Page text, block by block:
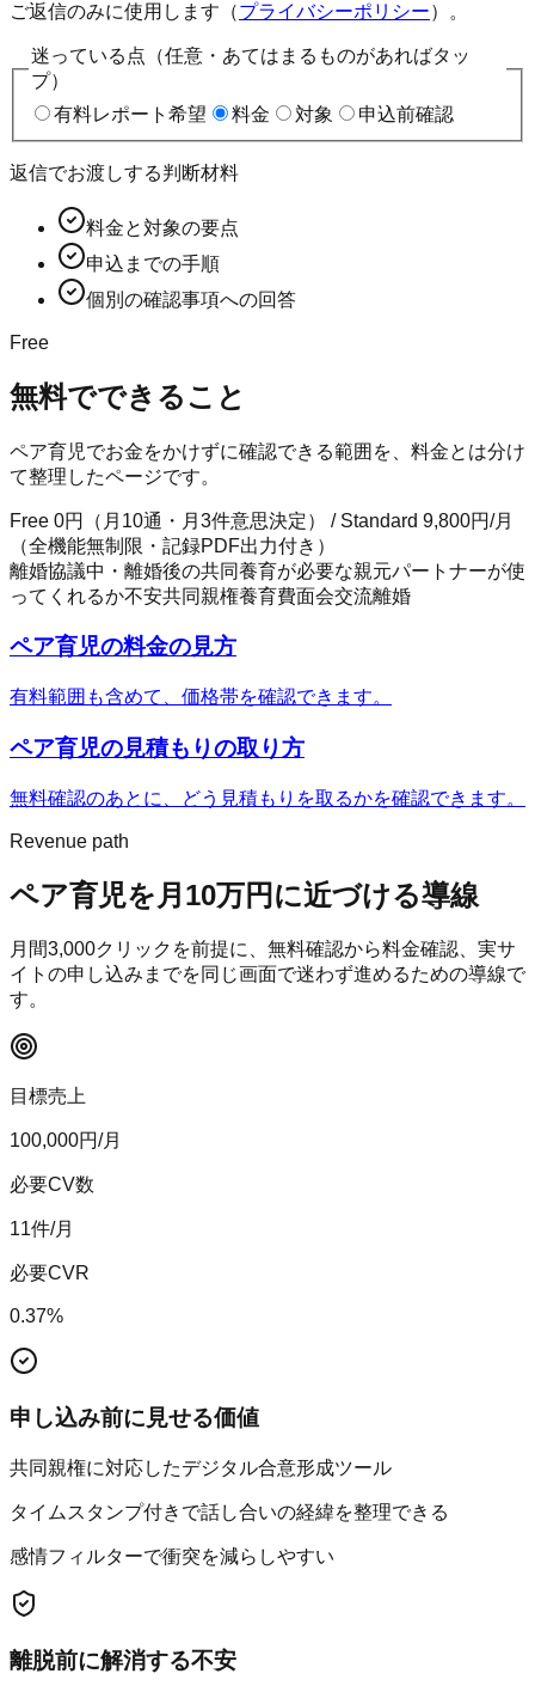
ご返信のみに使用します（プライバシーポリシー）。
迷っている点（任意・あてはまるものがあればタッ
プ）
有料レポート希望
料金 対象 申込前確認
返信でお渡しする判断材料
料金と対象の要点
申込までの手順
個別の確認事項への回答
Free
無料でできること
ペア育児でお金をかけずに確認できる範囲を、料金とは分け
て整理したページです。
Free 0円（月10通・月3件意思決定） / Standard 9,800円/月
（全機能無制限・記録PDF出力付き）
離婚協議中・離婚後の共同養育が必要な親元パートナーが使
ってくれるか不安共同親権養育費面会交流離婚
ペア育児の料金の見方
有料範囲も含めて、価格帯を確認できます。
ペア育児の見積もりの取り方
無料確認のあとに、どう見積もりを取るかを確認できます。
Revenue path
ペア育児を月10万円に近づける導線
月間3,000クリックを前提に、無料確認から料金確認、実サ
イトの申し込みまでを同じ画面で迷わず進めるための導線で
す。
目標売上
100,000円/月
必要CV数
11件/月
必要CVR
0.37%
申し込み前に見せる価値
共同親権に対応したデジタル合意形成ツール
タイムスタンプ付きで話し合いの経緯を整理できる
感情フィルターで衝突を減らしやすい
離脱前に解消する不安